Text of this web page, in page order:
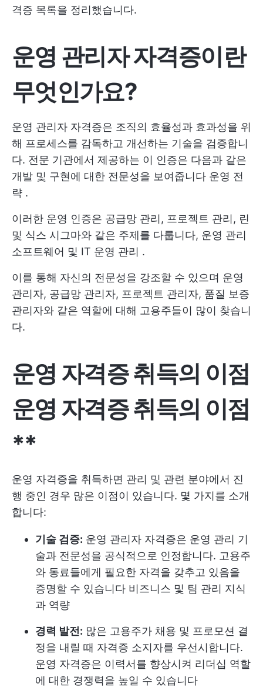
격증 목록을 정리했습니다.
운영 관리자 자격증이란
무엇인가요?
운영 관리자 자격증은 조직의 효율성과 효과성을 위
해 프로세스를 감독하고 개선하는 기술을 검증합니
다. 전문 기관에서 제공하는 이 인증은 다음과 같은
개발 및 구현에 대한 전문성을 보여줍니다 운영 전
략 .
이러한 운영 인증은 공급망 관리, 프로젝트 관리, 린
및 식스 시그마와 같은 주제를 다룹니다, 운영 관리
소프트웨어 및 IT 운영 관리 .
이를 통해 자신의 전문성을 강조할 수 있으며 운영
관리자, 공급망 관리자, 프로젝트 관리자, 품질 보증
관리자와 같은 역할에 대해 고용주들이 많이 찾습니
다.
운영 자격증 취득의 이점
운영 자격증 취득의 이점
**
운영 자격증을 취득하면 관리 및 관련 분야에서 진
행 중인 경우 많은 이점이 있습니다. 몇 가지를 소개
합니다:
기술 검증: 운영 관리자 자격증은 운영 관리 기
술과 전문성을 공식적으로 인정합니다. 고용주
와 동료들에게 필요한 자격을 갖추고 있음을
증명할 수 있습니다 비즈니스 및 팀 관리 지식
과 역량
경력 발전: 많은 고용주가 채용 및 프로모션 결
정을 내릴 때 자격증 소지자를 우선시합니다.
운영 자격증은 이력서를 향상시켜 리더십 역할
에 대한 경쟁력을 높일 수 있습니다